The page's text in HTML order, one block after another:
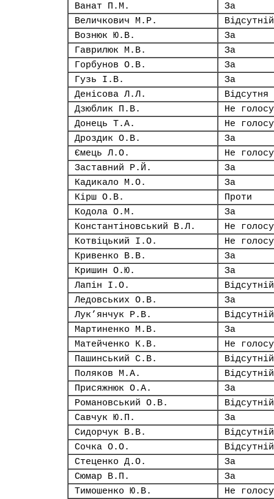
Ванат П.М.
За
Величкович М.Р.
Відсутній
Вознюк Ю.В.
За
Гаврилюк М.В.
За
Горбунов О.В.
За
Гузь І.В.
За
Денісова Л.Л.
Відсутня
Дзюблик П.В.
Не
Донець Т.А.
Не
Дроздик О.В.
За
Ємець Л.О.
Не
Заставний Р.Й.
За
Кадикало М.О.
За
Кірш О.В.
Проти
Кодола О.М.
За
Константіновський В.Л.
Не
Котвіцький І.О.
Не
Кривенко В.В.
За
Кришин О.Ю.
За
Лапін І.О.
Відсутній
Ледовських О.В.
За
Лук’янчук Р.В.
Відсутній
Мартиненко М.В.
За
Матейченко К.В.
Не
Пашинський С.В.
Відсутній
Поляков М.А.
Відсутній
Присяжнюк О.А.
За
Романовський О.В.
Відсутній
Савчук Ю.П.
За
Сидорчук В.В.
Відсутній
Сочка О.О.
Відсутній
Стеценко Д.О.
За
Сюмар В.П.
За
Тимошенко Ю.В.
Не